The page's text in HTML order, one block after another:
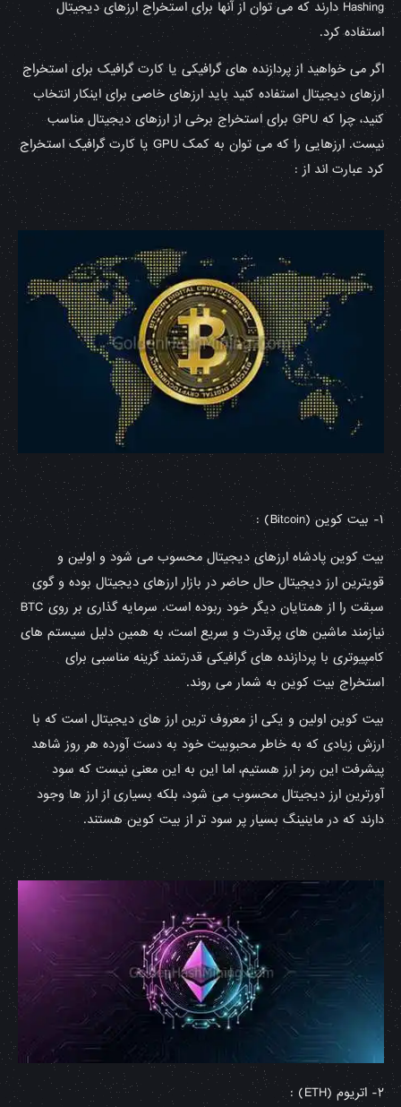
Hashing دارند که می توان از آنها برای استخراج ارزهای دیجیتال
استفاده کرد.
اگر می خواهید از پردازنده های گرافیکی یا کارت گرافیک برای استخراج
ارزهای دیجیتال استفاده کنید باید ارزهای خاصی برای اینکار انتخاب
کنید، چرا که GPU برای استخراج برخی از ارزهای دیجیتال مناسب
نیست. ارزهایی را که می توان به کمک GPU یا کارت گرافیک استخراج
کرد عبارت اند از :
۱- بیت کوین (Bitcoin) :
بیت کوین پادشاه ارزهای دیجیتال محسوب می شود و اولین و
قویترین ارز دیجیتال حال حاضر در بازار ارزهای دیجیتال بوده و گوی
سبقت را از همتایان دیگر خود ربوده است. سرمایه گذاری بر روی BTC
نیازمند ماشین های پرقدرت و سریع است، به همین دلیل سیستم های
کامپیوتری با پردازنده های گرافیکی قدرتمند گزینه مناسبی برای
استخراج بیت کوین به شمار می روند.
بیت کوین اولین و یکی از معروف ترین ارز های دیجیتال است که با
ارزش زیادی که به خاطر محبوبیت خود به دست آورده هر روز شاهد
پیشرفت این رمز ارز هستیم، اما این به این معنی نیست که سود
آورترین ارز دیجیتال محسوب می شود، بلکه بسیاری از ارز ها وجود
دارند که در ماینینگ بسیار پر سود تر از بیت کوین هستند.
۲- اتریوم (ETH) :